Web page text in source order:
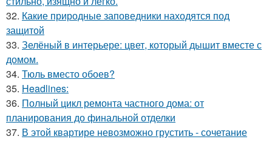
32. Какие природные заповедники находятся под
защитой
33. Зелёный в интерьере: цвет, который дышит вместе с
домом.
34. Тюль вместо обоев?
35. Headlines:
36. Полный цикл ремонта частного дома: от
планирования до финальной отделки
37. В этой квартире невозможно грустить - сочетание